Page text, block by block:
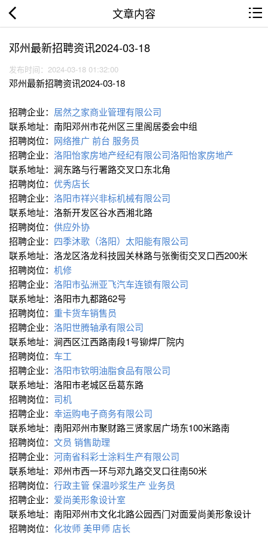
文章内容
邓州最新招聘资讯2024-03-18
发布时间：2024-03-18 01:32:00
邓州最新招聘资讯2024-03-18
招聘企业： 居然之家商业管理有限公司
联系地址：南阳邓州市花州区三里阁居委会中组
招聘岗位： 网络推广 前台 服务员
招聘企业： 洛阳怡家房地产经纪有限公司洛阳怡家房地产
联系地址：涧东路与行署路交叉口东北角
招聘岗位： 优秀店长
招聘企业： 洛阳市祥兴非标机械有限公司
联系地址：洛新开发区谷水西湘北路
招聘岗位： 供应外协
招聘企业： 四季沐歌（洛阳）太阳能有限公司
联系地址：洛龙区洛龙科技园关林路与张衡街交叉口西200米
招聘岗位： 机修
招聘企业： 洛阳市弘洲亚飞汽车连锁有限公司
联系地址：洛阳市九都路62号
招聘岗位： 重卡货车销售员
招聘企业： 洛阳世腾轴承有限公司
联系地址：涧西区江西路南段1号铆焊厂院内
招聘岗位： 车工
招聘企业： 洛阳市钦明油脂食品有限公司
联系地址：洛阳市老城区岳葛东路
招聘岗位： 司机
招聘企业： 幸运购电子商务有限公司
联系地址：南阳邓州市聚财路三贤家居广场东100米路南
招聘岗位： 文员 销售助理
招聘企业： 河南省科彩士涂料生产有限公司
联系地址：邓州市西一环与邓九路交叉口往南50米
招聘岗位： 行政主管 保温吵浆生产 业务员
招聘企业： 爱尚美形象设计室
联系地址：南阳邓州市文化北路公园西门对面爱尚美形象设计
招聘岗位： 化妆师美甲师 店长